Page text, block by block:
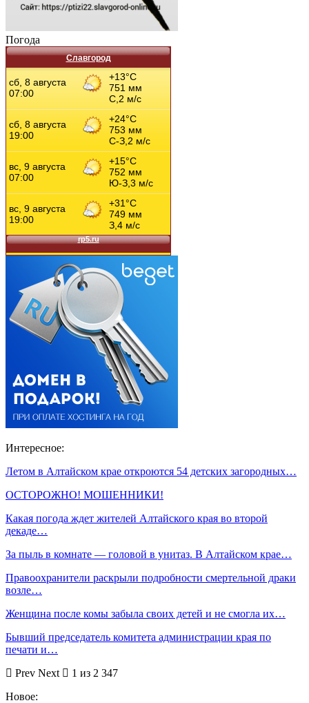
Погода
Славгород
Интересное:
Летом в Алтайском крае откроются 54 детских загородных…
ОСТОРОЖНО! МОШЕННИКИ!
Какая погода ждет жителей Алтайского края во второй
декаде…
За пыль в комнате — головой в унитаз. В Алтайском крае…
Правоохранители раскрыли подробности смертельной драки
возле…
Женщина после комы забыла своих детей и не смогла их…
Бывший председатель комитета администрации края по
печати и…
Prev Next
1 из 2 347
Новое: